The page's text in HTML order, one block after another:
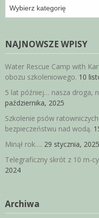
NAJNOWSZE WPISY
Water Rescue Camp with
obozu szkoleniowego. 10
5 lat później… nasza droga,
października, 2025
Szkolenie psów
bezpieczeństwu nad wodą.
Minął rok…. 29 stycznia, 2025
Telegraficzny skrót z 10 m-
2024
Archiwa